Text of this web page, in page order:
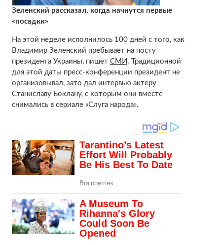
Зеленский рассказал, когда начнутся первые
«посадки»
На этой неделе исполнилось 100 дней с того, как
Владимир Зеленский пребывает на посту
президента Украины, пишет СМИ . Традиционной
для этой даты пресс-конференции президент не
организовывал, зато дал интервью актеру
Станиславу Боклану, с которым они вместе
снимались в сериале «Слуга народа».